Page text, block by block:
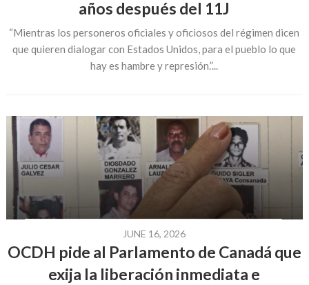
años después del 11J
“Mientras los personeros oficiales y oficiosos del régimen dicen
que quieren dialogar con Estados Unidos, para el pueblo lo que
hay es hambre y represión.”...
JUNE 16, 2026
OCDH pide al Parlamento de Canadá que
exija la liberación inmediata e